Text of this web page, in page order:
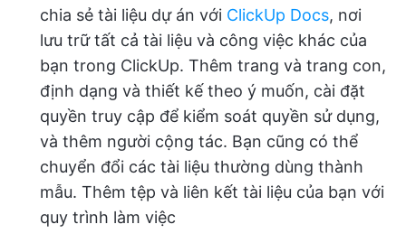
chia sẻ tài liệu dự án với ClickUp Docs, nơi
lưu trữ tất cả tài liệu và công việc khác của
bạn trong ClickUp. Thêm trang và trang con,
định dạng và thiết kế theo ý muốn, cài đặt
quyền truy cập để kiểm soát quyền sử dụng,
và thêm người cộng tác. Bạn cũng có thể
chuyển đổi các tài liệu thường dùng thành
mẫu. Thêm tệp và liên kết tài liệu của bạn với
quy trình làm việc